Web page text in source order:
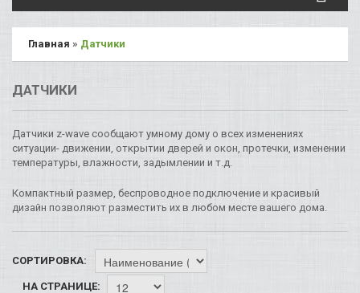
Главная » Датчики
ДАТЧИКИ
Датчики z-wave сообщают умному дому о всех изменениях
ситуации- движении, открытии дверей и окон, протечки, изменении
температуры, влажности, задымлении и т.д.
Компактный размер, беспроводное подключение и красивый
дизайн позволяют разместить их в любом месте вашего дома.
СОРТИРОВКА:
НА СТРАНИЦЕ: